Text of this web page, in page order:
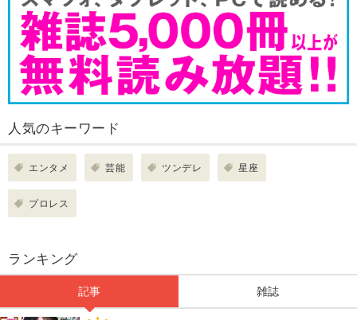
人気のキーワード
エンタメ 芸能 ツンデレ 星座
プロレス
ランキング
記事 雑誌